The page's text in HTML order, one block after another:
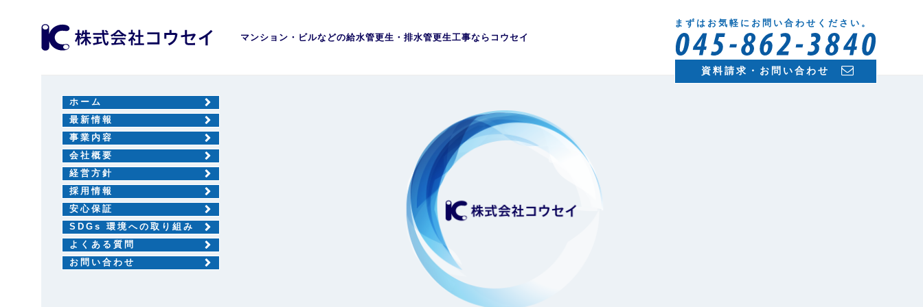
マンション・ビルなどの給水管更生・排水管更生工事ならコウセイ
まずはお気軽にお問い合わせください。
資料請求・お問い合わせ
ホーム
最新情報
事業内容
会社概要
経営方針
採用情報
安心保証
SDGs 環境への取り組み
よくある質問
お問い合わせ